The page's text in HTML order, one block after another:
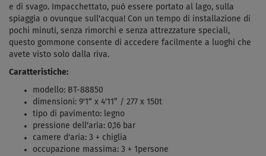
e di svago. Impacchettato, può essere portato al lago, sulla
spiaggia o ovunque sull'acqua! Con un tempo di installazione di
pochi minuti, senza rimorchi e senza attrezzature speciali,
questo gommone consente di accedere facilmente a luoghi che
avete visto solo dalla riva.
Caratteristiche:
modello: BT-88850
dimensioni: 9'1“ x 4'11” / 277 x 150t
tipo di pavimento: legno
pressione dell'aria: 0,16 bar
camere d'aria: 3 + chiglia
occupazione massima: 3 + 1persone